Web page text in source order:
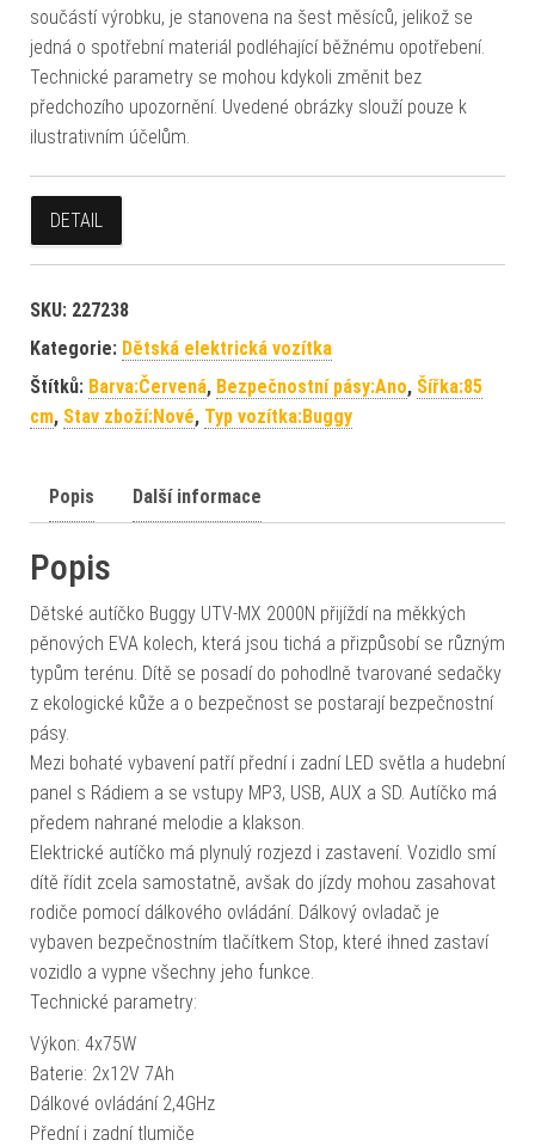
součástí výrobku, je stanovena na šest měsíců, jelikož se
jedná o spotřební materiál podléhající běžnému opotřebení.
Technické parametry se mohou kdykoli změnit bez
předchozího upozornění. Uvedené obrázky slouží pouze k
ilustrativním účelům.
DETAIL
SKU: 227238
Kategorie: Dětská elektrická vozítka
Štítků: Barva:Červená, Bezpečnostní pásy:Ano, Šířka:85
cm, Stav zboží:Nové, Typ vozítka:Buggy
Popis Další informace
Popis
Dětské autíčko Buggy UTV-MX 2000N přijíždí na měkkých
pěnových EVA kolech, která jsou tichá a přizpůsobí se různým
typům terénu. Dítě se posadí do pohodlně tvarované sedačky
z ekologické kůže a o bezpečnost se postarají bezpečnostní
pásy.
Mezi bohaté vybavení patří přední i zadní LED světla a hudební
panel s Rádiem a se vstupy MP3, USB, AUX a SD. Autíčko má
předem nahrané melodie a klakson.
Elektrické autíčko má plynulý rozjezd i zastavení. Vozidlo smí
dítě řídit zcela samostatně, avšak do jízdy mohou zasahovat
rodiče pomocí dálkového ovládání. Dálkový ovladač je
vybaven bezpečnostním tlačítkem Stop, které ihned zastaví
vozidlo a vypne všechny jeho funkce.
Technické parametry:
Výkon: 4x75W
Baterie: 2x12V 7Ah
Dálkové ovládání 2,4GHz
Přední i zadní tlumiče